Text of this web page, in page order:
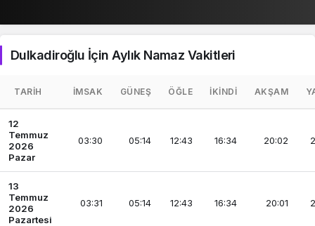
Dulkadiroğlu İçin Aylık Namaz Vakitleri
TARIH İMSAK GÜNEŞ ÖĞLE İKINDI AKŞAM
12
Temmuz
2026
Pazar
03:30 05:14 12:43 16:34 20:02
13
Temmuz
2026
Pazartesi
03:31 05:14 12:43 16:34 20:01